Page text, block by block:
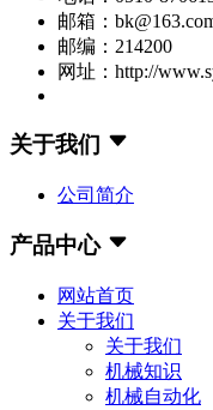
邮箱：
邮编：214200
网址：http://
关于我们
公司简介
产品中心
网站首页
关于我们
关于我们
机械知识
机械自动化